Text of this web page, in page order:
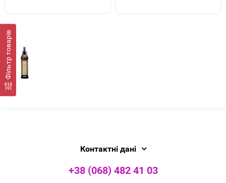
Фiльтр товарів
Контактні дані
+38 (068) 482 41 03